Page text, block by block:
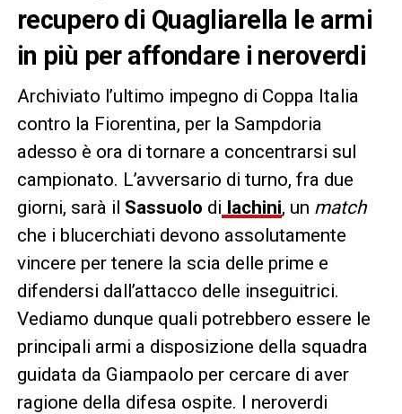
recupero di Quagliarella le armi
in più per affondare i neroverdi
Archiviato l’ultimo impegno di Coppa Italia
contro la Fiorentina, per la Sampdoria
adesso è ora di tornare a concentrarsi sul
campionato. L’avversario di turno, fra due
giorni, sarà il Sassuolo di Iachini, un match
che i blucerchiati devono assolutamente
vincere per tenere la scia delle prime e
difendersi dall’attacco delle inseguitrici.
Vediamo dunque quali potrebbero essere le
principali armi a disposizione della squadra
guidata da Giampaolo per cercare di aver
ragione della difesa ospite. I neroverdi